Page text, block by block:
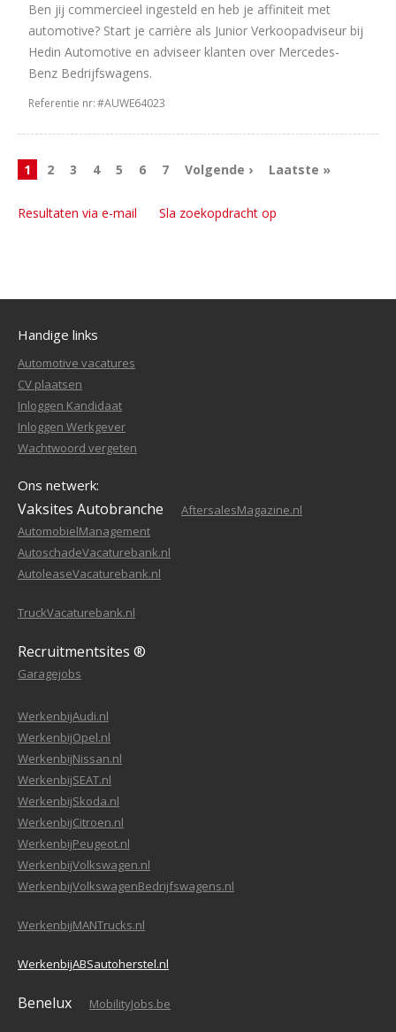
uur
20
uur
Ben jij commercieel ingesteld en heb je affiniteit met
automotive? Start je carrière als Junior Verkoopadviseur bij
Hedin Automotive en adviseer klanten over Mercedes-
Benz Bedrijfswagens.
Referentie nr:#AUWE64023
1 2 3 4 5 6 7 Volgende › Laatste »
Resultaten via e-mail Sla zoekopdracht op
Handige links
Automotive vacatures
CV plaatsen
Inloggen Kandidaat
Inloggen Werkgever
Wachtwoord vergeten
Ons netwerk:
Vaksites Autobranche
AftersalesMagazine.nl
AutomobielManagement
AutoschadeVacaturebank.nl
AutoleaseVacaturebank.nl
TruckVacaturebank.nl
Recruitmentsites ®
Garagejobs
WerkenbijAudi.nl
WerkenbijOpel.nl
WerkenbijNissan.nl
WerkenbijSEAT.nl
WerkenbijSkoda.nl
WerkenbijCitroen.nl
WerkenbijPeugeot.nl
WerkenbijVolkswagen.nl
WerkenbijVolkswagenBedrijfswagens.nl
WerkenbijMANTrucks.nl
WerkenbijABSautoherstel.nl
Benelux MobilityJobs.be